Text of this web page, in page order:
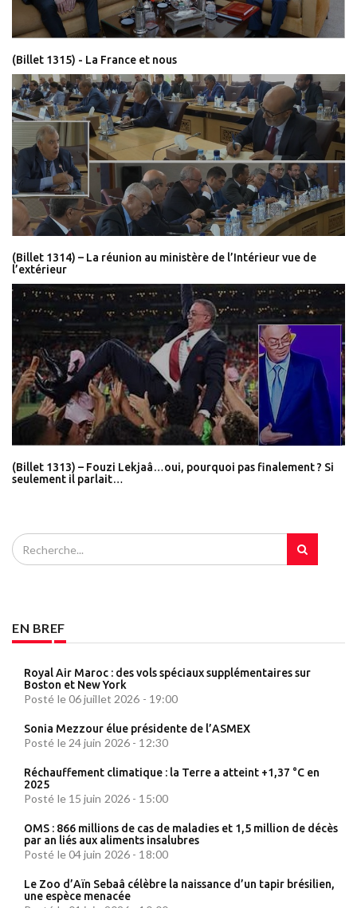
(Billet 1315) - La France et nous
(Billet 1314) – La réunion au ministère de l’Intérieur vue de
l’extérieur
(Billet 1313) – Fouzi Lekjaâ…oui, pourquoi pas finalement ? Si
seulement il parlait…
EN BREF
Royal Air Maroc : des vols spéciaux supplémentaires sur
Boston et New York
Posté le 06 juillet 2026 - 19:00
Sonia Mezzour élue présidente de l’ASMEX
Posté le 24 juin 2026 - 12:30
Réchauffement climatique : la Terre a atteint +1,37 °C en
2025
Posté le 15 juin 2026 - 15:00
OMS : 866 millions de cas de maladies et 1,5 million de décès
par an liés aux aliments insalubres
Posté le 04 juin 2026 - 18:00
Le Zoo d’Aïn Sebaâ célèbre la naissance d’un tapir brésilien,
une espèce menacée